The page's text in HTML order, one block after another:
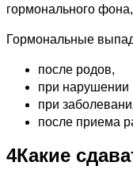
гормонального
Гормональные
после родов,
при нарушении
при
после приема
4Какие